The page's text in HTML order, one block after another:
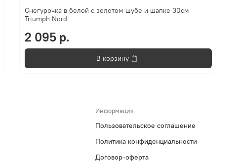
Снегурочка в белой с золотом шубе и шапке 30см
Triumph Nord
2 095 р.
В корзину
Информация
Пользовательское соглашение
Политика конфиденциальности
Договор-оферта